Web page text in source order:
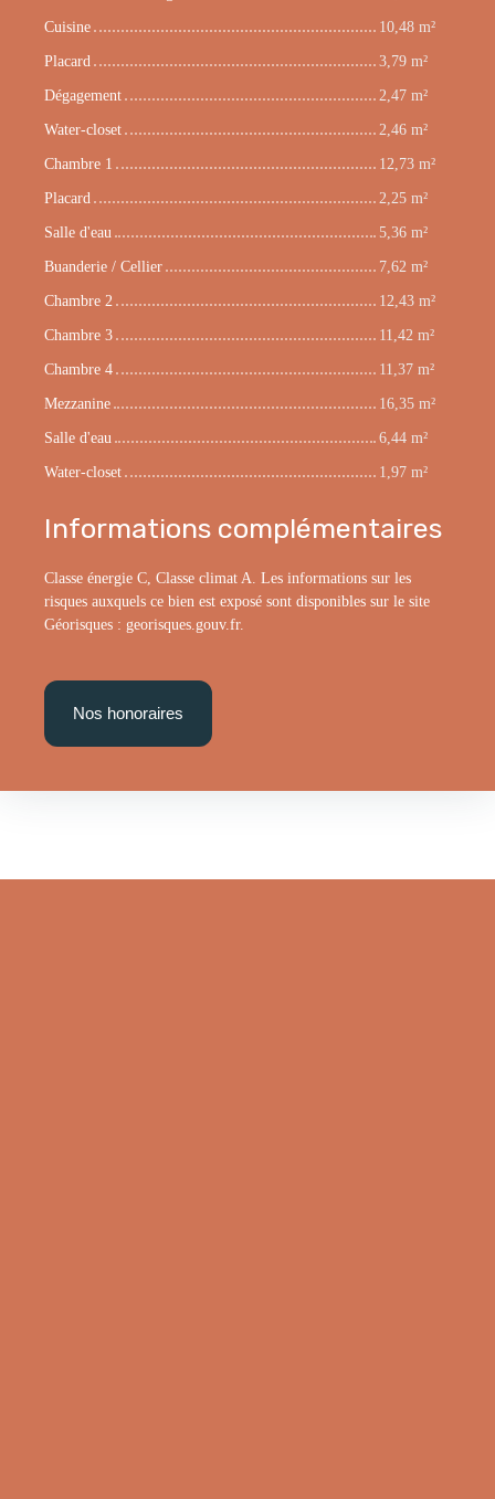
Cuisine
10,48 m²
Placard
3,79 m²
Dégagement
2,47 m²
Water-closet
2,46 m²
Chambre 1
12,73 m²
Placard
2,25 m²
Salle d'eau
5,36 m²
Buanderie / Cellier
7,62 m²
Chambre 2
12,43 m²
Chambre 3
11,42 m²
Chambre 4
11,37 m²
Mezzanine
16,35 m²
Salle d'eau
6,44 m²
Water-closet
1,97 m²
Informations complémentaires
Classe énergie C, Classe climat A. Les informations sur les
risques auxquels ce bien est exposé sont disponibles sur le site
Géorisques : georisques.gouv.fr.
Nos honoraires